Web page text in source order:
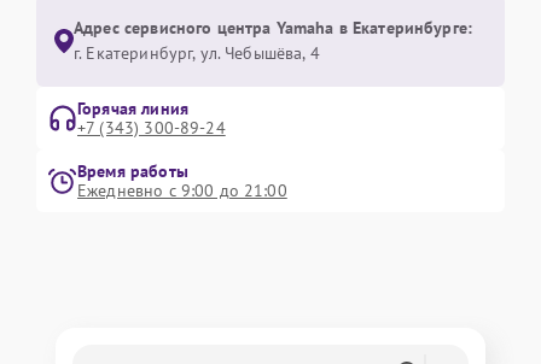
Адрес сервисного центра Yamaha в Екатеринбурге:
г. Екатеринбург, ул. Чебышёва, 4
Горячая линия
+7 (343) 300-89-24
Время работы
Ежедневно с 9:00 до 21:00